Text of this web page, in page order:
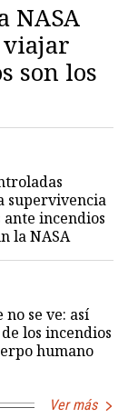
NASA
son los
supervivencia
ante incendios
la NASA
se ve: así
los incendios
humano
Ver más